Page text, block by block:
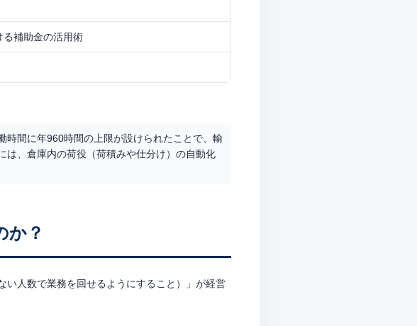
補助金の活用術
時間に年960時間の上限が設けられたことで、輸
は、倉庫内の荷役（荷積みや仕分け）の自動化
か？
い人数で業務を回せるようにすること）」 が経営